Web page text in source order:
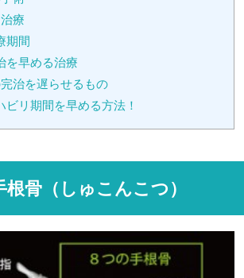
療
期間
を早める治療
治を遅らせるもの
ビリ期間を早める方法！
骨（しゅこんこつ）